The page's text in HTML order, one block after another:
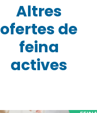
Altres
ofertes de
feina
actives